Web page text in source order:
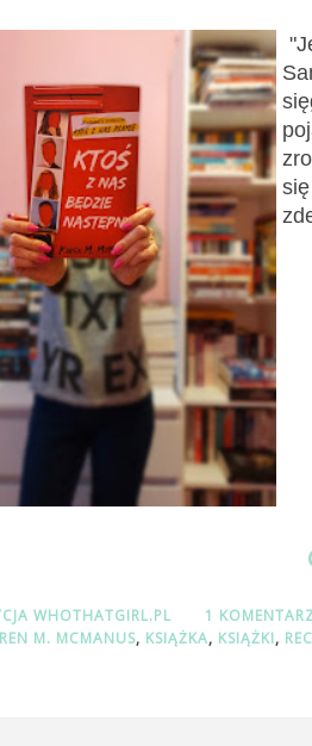
WHOTHATGIRL.PL
1
M. MCMANUS, KSIĄŻKA, KSIĄŻKI,